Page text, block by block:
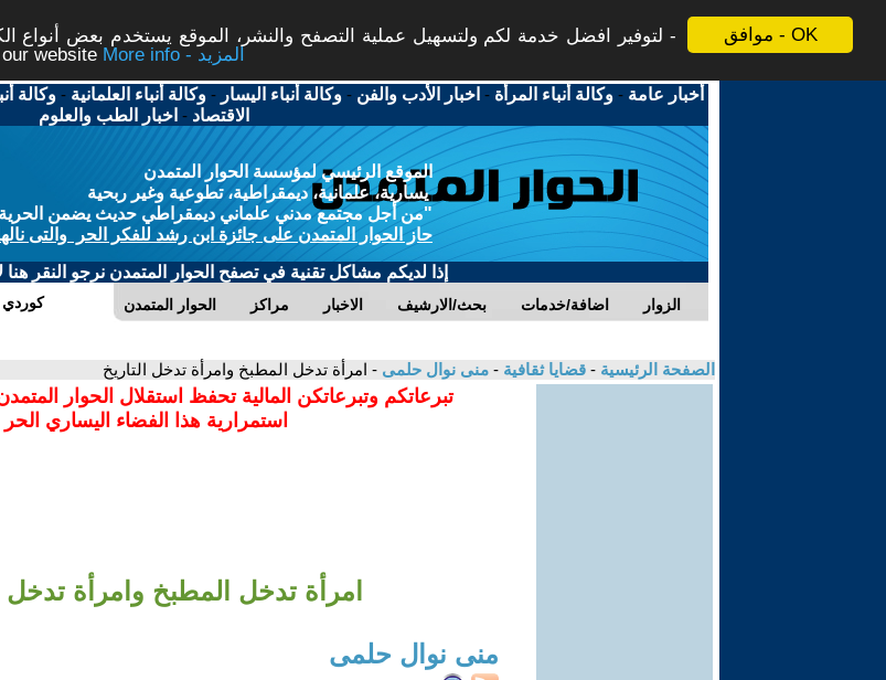
موافق - OK
لتوفير افضل خدمة لكم ولتسهيل عملية التصفح والنشر، الموقع يستخدم بعض أنواع
website
More info - المزيد
أخبار عامة -وكالة أنباء المرأة - اخبار الأدب والفن -وكالة أنباء اليسار -وكالة أنباء العلمانية -وكالة
الاقتصاد - اخبار الطب والعلوم
الموقع الرئيسي لمؤسسة الحوار المتمدن
يسارية، علمانية، ديمقراطية، تطوعية وغير ربحية
"من أجل مجتمع مدني علماني ديمقراطي حديث يضمن الحرية
حاز الحوار المتمدن على جائزة ابن رشد للفكر الحر والتى
إذا لديكم مشاكل تقنية في تصفح الحوار المتمدن نرجو النقر هنا
الحوار المتمدن مراكز الاخبار بحث/الارشيف اضافة/خدمات الزوار كوردي
الصفحة الرئيسية - قضايا ثقافية - منى نوال حلمى - امرأة تدخل المطبخ وامرأة تدخل التاريخ
تبرعاتكم وتبرعاتكن المالية تحفظ استقلال الحوار
استمرارية هذا الفضاء اليساري الحر
امرأة تدخل المطبخ وامرأة تدخل
منى نوال حلمى